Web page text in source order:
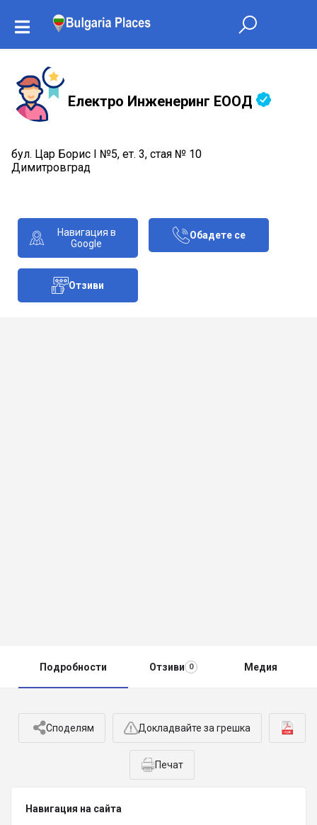
Електро Инженеринг ЕООД
бул. Цар Борис І №5, ет. 3, стая № 10
Димитровград
Навигация в
Google
Обадете се
Отзиви
Подробности Отзиви 0 Медия
Споделям Докладвайте за грешка
Печат
Навигация на сайта